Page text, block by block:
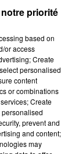
ET
avoir
trois mois
priorité
based on
or access
Create
personalised
content
or combinations
Create
prevent and
and content;
may